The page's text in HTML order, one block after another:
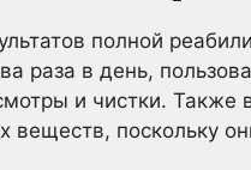
полной
раза в день,
и чистки. Также
веществ, поскольку